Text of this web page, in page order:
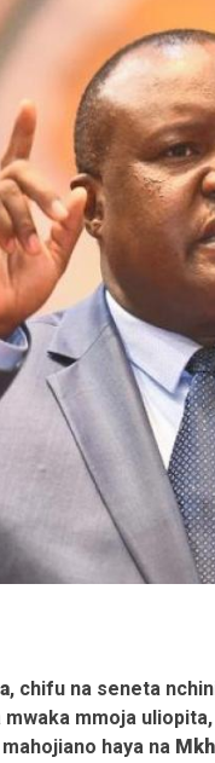
, chifu na seneta
mmoja
haya na